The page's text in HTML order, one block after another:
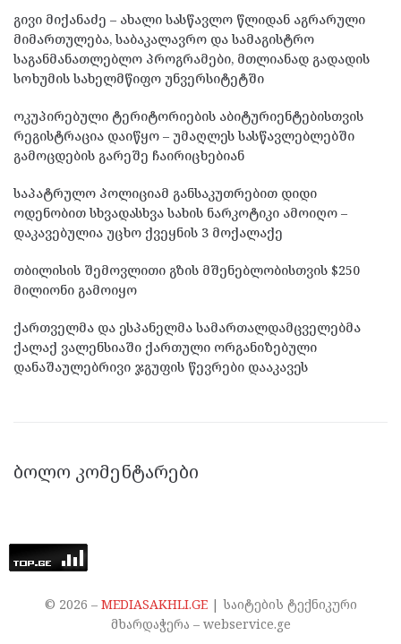
გივი მიქანაძე – ახალი სასწავლო წლიდან აგრარული
მიმართულება, საბაკალავრო და სამაგისტრო
საგანმანათლებლო პროგრამები, მთლიანად გადადის
სოხუმის სახელმწიფო უნვერსიტეტში
ოკუპირებული ტერიტორიების აბიტურიენტებისთვის
რეგისტრაცია დაიწყო – უმაღლეს სასწავლებლებში
გამოცდების გარეშე ჩაირიცხებიან
საპატრულო პოლიციამ განსაკუთრებით დიდი
ოდენობით სხვადასხვა სახის ნარკოტიკი ამოიღო –
დაკავებულია უცხო ქვეყნის 3 მოქალაქე
თბილისის შემოვლითი გზის მშენებლობისთვის $250
მილიონი გამოიყო
ქართველმა და ესპანელმა სამართალდამცველებმა
ქალაქ ვალენსიაში ქართული ორგანიზებული
დანაშაულებრივი ჯგუფის წევრები დააკავეს
ᲑᲝᲚᲝ ᲙᲝᲛᲔᲜᲢᲐᲠᲔᲑᲘ
© 2026 – MEDIASAKHLI.GE| საიტების ტექნიკური
მხარდაჭერა – webservice.ge